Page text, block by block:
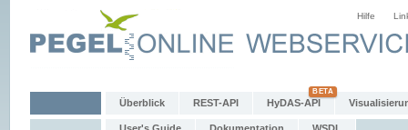
Hilfe
Überblick REST-API HyDAS-API